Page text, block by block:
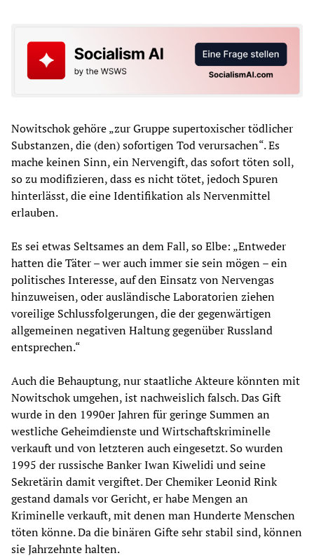
Nowitschok gehöre „zur Gruppe supertoxischer tödlicher
Substanzen, die (den) sofortigen Tod verursachen“. Es
mache keinen Sinn, ein Nervengift, das sofort töten soll,
so zu modifizieren, dass es nicht tötet, jedoch Spuren
hinterlässt, die eine Identifikation als Nervenmittel
erlauben.
Es sei etwas Seltsames an dem Fall, so Elbe: „Entweder
hatten die Täter – wer auch immer sie sein mögen – ein
politisches Interesse, auf den Einsatz von Nervengas
hinzuweisen, oder ausländische Laboratorien ziehen
voreilige Schlussfolgerungen, die der gegenwärtigen
allgemeinen negativen Haltung gegenüber Russland
entsprechen.“
Auch die Behauptung, nur staatliche Akteure könnten mit
Nowitschok umgehen, ist nachweislich falsch. Das Gift
wurde in den 1990er Jahren für geringe Summen an
westliche Geheimdienste und Wirtschaftskriminelle
verkauft und von letzteren auch eingesetzt. So wurden
1995 der russische Banker Iwan Kiwelidi und seine
Sekretärin damit vergiftet. Der Chemiker Leonid Rink
gestand damals vor Gericht, er habe Mengen an
Kriminelle verkauft, mit denen man Hunderte Menschen
töten könne. Da die binären Gifte sehr stabil sind, können
sie Jahrzehnte halten.